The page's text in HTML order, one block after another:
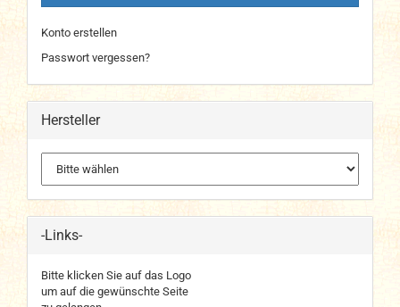
Konto erstellen
Passwort vergessen?
Hersteller
-Links-
Bitte klicken Sie auf das Logo
um auf die gewünschte Seite